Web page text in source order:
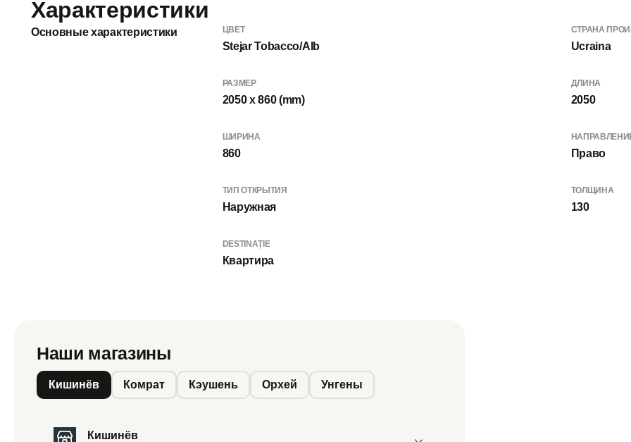
Характеристики
Основные характеристики ЦВЕТ
Stejar Tobacco/Alb
СТРАНА
Ucraina
РАЗМЕР
2050 x 860 (mm)
ДЛИНА
2050
ШИРИНА
860 Право
ТИП ОТКРЫТИЯ
Наружная
ТОЛЩИНА
130
DESTINAȚIE
Квартира
Наши магазины
Кишинёв Комрат Кэушень Орхей Унгены
Кишинёв